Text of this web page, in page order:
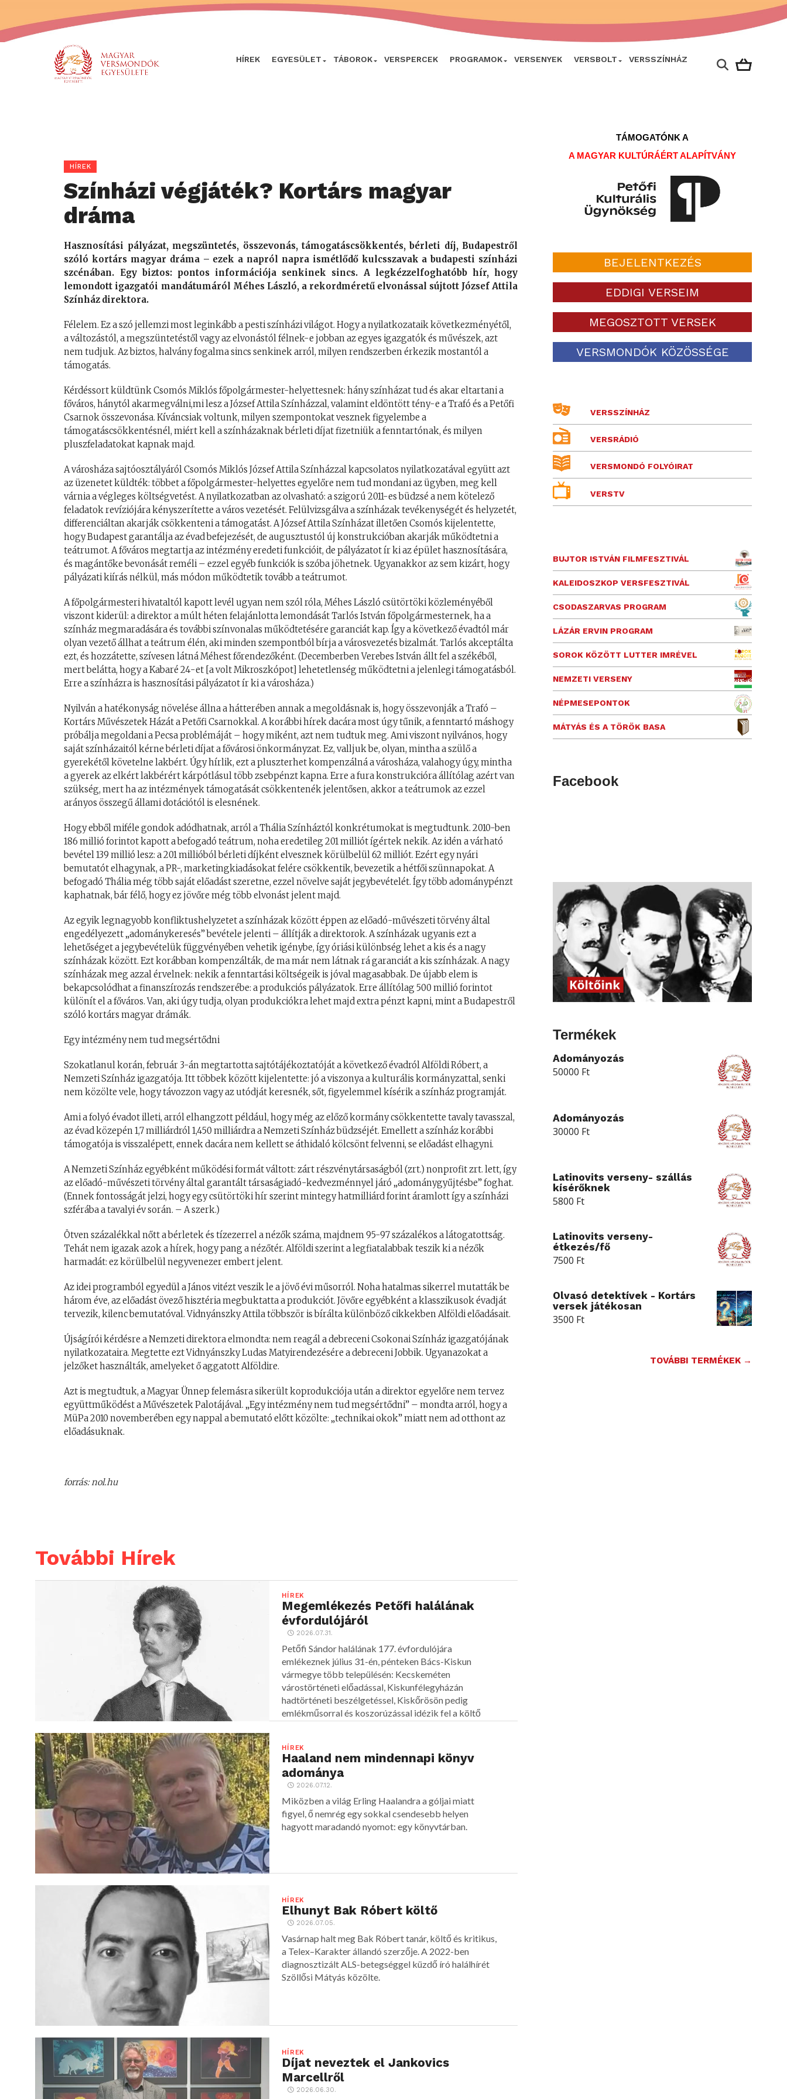
HÍREK EGYESÜLET TÁBOROK VERSPERCEK PROGRAMOK VERSENYEK VERSBOLT VERSSZÍNHÁZ
HÍREK
Színházi végjáték? Kortárs magyar
dráma
Hasznosítási pályázat, megszüntetés, összevonás, támogatáscsökkentés, bérleti díj, Budapestről
szóló kortárs magyar dráma – ezek a napról napra ismétlődő kulcsszavak a budapesti színházi
szcénában. Egy biztos: pontos információja senkinek sincs. A legkézzelfoghatóbb hír, hogy
lemondott igazgatói mandátumáról Méhes László, a rekordméretű elvonással sújtott József Attila
Színház direktora.
Félelem. Ez a szó jellemzi most leginkább a pesti színházi világot. Hogy a nyilatkozataik következményétől,
a változástól, a megszüntetéstől vagy az elvonástól félnek-e jobban az egyes igazgatók és művészek, azt
nem tudjuk. Az biztos, halvány fogalma sincs senkinek arról, milyen rendszerben érkezik mostantól a
támogatás.
Kérdéssort küldtünk Csomós Miklós főpolgármester-helyettesnek: hány színházat tud és akar eltartani a
főváros, hánytól akarmegválni,mi lesz a József Attila Színházzal, valamint eldöntött tény-e a Trafó és a Petőfi
Csarnok összevonása. Kíváncsiak voltunk, milyen szempontokat vesznek figyelembe a
támogatáscsökkentésnél, miért kell a színházaknak bérleti díjat fizetniük a fenntartónak, és milyen
pluszfeladatokat kapnak majd.
A városháza sajtóosztályáról Csomós Miklós József Attila Színházzal kapcsolatos nyilatkozatával együtt azt
az üzenetet küldték: többet a főpolgármester-helyettes egyelőre nem tud mondani az ügyben, meg kell
várnia a végleges költségvetést. A nyilatkozatban az olvasható: a szigorú 2011-es büdzsé a nem kötelező
feladatok revíziójára kényszerítette a város vezetését. Felülvizsgálva a színházak tevékenységét és helyzetét,
differenciáltan akarják csökkenteni a támogatást. A József Attila Színházat illetően Csomós kijelentette,
hogy Budapest garantálja az évad befejezését, de augusztustól új konstrukcióban akarják működtetni a
teátrumot. A főváros megtartja az intézmény eredeti funkcióit, de pályázatot ír ki az épület hasznosítására,
és magántőke bevonását reméli – ezzel egyéb funkciók is szóba jöhetnek. Ugyanakkor az sem kizárt, hogy
pályázati kiírás nélkül, más módon működtetik tovább a teátrumot.
A főpolgármesteri hivataltól kapott levél ugyan nem szól róla, Méhes László csütörtöki közleményéből
viszont kiderül: a direktor a múlt héten felajánlotta lemondását Tarlós István főpolgármesternek, ha a
színház megmaradására és további színvonalas működtetésére garanciát kap. Így a következő évadtól már
olyan vezető állhat a teátrum élén, aki minden szempontból bírja a városvezetés bizalmát. Tarlós akceptálta
ezt, és hozzátette, szívesen látná Méhest főrendezőként. (Decemberben Verebes István állt fel a székéből,
mert belátta, hogy a Kabaré 24-et [a volt Mikroszkópot] lehetetlenség működtetni a jelenlegi támogatásból.
Erre a színházra is hasznosítási pályázatot ír ki a városháza.)
Nyilván a hatékonyság növelése állna a hátterében annak a megoldásnak is, hogy összevonják a Trafó –
Kortárs Művészetek Házát a Petőfi Csarnokkal. A korábbi hírek dacára most úgy tűnik, a fenntartó máshogy
próbálja megoldani a Pecsa problémáját – hogy miként, azt nem tudtuk meg. Ami viszont nyilvános, hogy
saját színházaitól kérne bérleti díjat a fővárosi önkormányzat. Ez, valljuk be, olyan, mintha a szülő a
gyerekétől követelne lakbért. Úgy hírlik, ezt a pluszterhet kompenzálná a városháza, valahogy úgy, mintha
a gyerek az elkért lakbérért kárpótlásul több zsebpénzt kapna. Erre a fura konstrukcióra állítólag azért van
szükség, mert ha az intézmények támogatását csökkentenék jelentősen, akkor a teátrumok az ezzel
arányos összegű állami dotációtól is elesnének.
Hogy ebből miféle gondok adódhatnak, arról a Thália Színháztól konkrétumokat is megtudtunk. 2010-ben
186 millió forintot kapott a befogadó teátrum, noha eredetileg 201 milliót ígértek nekik. Az idén a várható
bevétel 139 millió lesz: a 201 millióból bérleti díjként elvesznek körülbelül 62 milliót. Ezért egy nyári
bemutatót elhagynak, a PR-, marketingkiadásokat felére csökkentik, bevezetik a hétfői szünnapokat. A
befogadó Thália még több saját előadást szeretne, ezzel növelve saját jegybevételét. Így több adománypénzt
kaphatnak, bár félő, hogy ez jövőre még több elvonást jelent majd.
Az egyik legnagyobb konfliktushelyzetet a színházak között éppen az előadó-művészeti törvény által
engedélyezett „adománykeresés” bevétele jelenti – állítják a direktorok. A színházak ugyanis ezt a
lehetőséget a jegybevételük függvényében vehetik igénybe, így óriási különbség lehet a kis és a nagy
színházak között. Ezt korábban kompenzálták, de ma már nem látnak rá garanciát a kis színházak. A nagy
színházak meg azzal érvelnek: nekik a fenntartási költségeik is jóval magasabbak. De újabb elem is
bekapcsolódhat a finanszírozás rendszerébe: a produkciós pályázatok. Erre állítólag 500 millió forintot
különít el a főváros. Van, aki úgy tudja, olyan produkciókra lehet majd extra pénzt kapni, mint a Budapestről
szóló kortárs magyar drámák.
Egy intézmény nem tud megsértődni
Szokatlanul korán, február 3-án megtartotta sajtótájékoztatóját a következő évadról Alföldi Róbert, a
Nemzeti Színház igazgatója. Itt többek között kijelentette: jó a viszonya a kulturális kormányzattal, senki
nem közölte vele, hogy távozzon vagy az utódját keresnék, sőt, figyelemmel kísérik a színház programját.
Ami a folyó évadot illeti, arról elhangzott például, hogy még az előző kormány csökkentette tavaly tavasszal,
az évad közepén 1,7 milliárdról 1,450 milliárdra a Nemzeti Színház büdzséjét. Emellett a színház korábbi
támogatója is visszalépett, ennek dacára nem kellett se áthidaló kölcsönt felvenni, se előadást elhagyni.
A Nemzeti Színház egyébként működési formát váltott: zárt részvénytársaságból (zrt.) nonprofit zrt. lett, így
az előadó-művészeti törvény által garantált társaságiadó-kedvezménnyel járó „adománygyűjtésbe” foghat.
(Ennek fontosságát jelzi, hogy egy csütörtöki hír szerint mintegy hatmilliárd forint áramlott így a színházi
szférába a tavalyi év során. – A szerk.)
Ötven százalékkal nőtt a bérletek és tízezerrel a nézők száma, majdnem 95-97 százalékos a látogatottság.
Tehát nem igazak azok a hírek, hogy pang a nézőtér. Alföldi szerint a legfiatalabbak teszik ki a nézők
harmadát: ez körülbelül negyvenezer embert jelent.
Az idei programból egyedül a János vitézt veszik le a jövő évi műsorról. Noha hatalmas sikerrel mutatták be
három éve, az előadást övező hisztéria megbuktatta a produkciót. Jövőre egyébként a klasszikusok évadját
tervezik, kilenc bemutatóval. Vidnyánszky Attila többször is bírálta különböző cikkekben Alföldi előadásait.
Újságírói kérdésre a Nemzeti direktora elmondta: nem reagál a debreceni Csokonai Színház igazgatójának
nyilatkozataira. Megtette ezt Vidnyánszky Ludas Matyirendezésére a debreceni Jobbik. Ugyanazokat a
jelzőket használták, amelyeket ő aggatott Alföldire.
Azt is megtudtuk, a Magyar Ünnep felemásra sikerült koprodukciója után a direktor egyelőre nem tervez
együttműködést a Művészetek Palotájával. „Egy intézmény nem tud megsértődni” – mondta arról, hogy a
MüPa 2010 novemberében egy nappal a bemutató előtt közölte: „technikai okok” miatt nem ad otthont az
előadásuknak.
forrás: nol.hu
További Hírek
HÍREK
Megemlékezés Petőfi halálának
évfordulójáról
2026.07.31.
Petőfi Sándor halálának 177. évfordulójára
emlékeznek július 31-én, pénteken Bács-Kiskun
vármegye több településén: Kecskeméten
várostörténeti előadással, Kiskunfélegyházán
hadtörténeti beszélgetéssel, Kiskőrösön pedig
emlékműsorral és koszorúzással idézik fel a költő
HÍREK
Haaland nem mindennapi könyv
adománya
2026.07.12.
Miközben a világ Erling Haalandra a góljai miatt
figyel, ő nemrég egy sokkal csendesebb helyen
hagyott maradandó nyomot: egy könyvtárban.
HÍREK
Elhunyt Bak Róbert költő
2026.07.05.
Vasárnap halt meg Bak Róbert tanár, költő és kritikus,
a Telex–Karakter állandó szerzője. A 2022-ben
diagnosztizált ALS-betegséggel küzdő író halálhírét
Szöllősi Mátyás közölte.
HÍREK
Díjat neveztek el Jankovics
Marcellről
2026.06.30.
TÁMOGATÓNK A
A MAGYAR KULTÚRÁÉRT ALAPÍTVÁNY
BEJELENTKEZÉS
EDDIGI VERSEIM
MEGOSZTOTT VERSEK
VERSMONDÓK KÖZÖSSÉGE
VERSSZÍNHÁZ
VERSRÁDIÓ
VERSMONDÓ FOLYÓIRAT
VERSTV
BUJTOR ISTVÁN FILMFESZTIVÁL
KALEIDOSZKOP VERSFESZTIVÁL
CSODASZARVAS PROGRAM
LÁZÁR ERVIN PROGRAM
SOROK KÖZÖTT LUTTER IMRÉVEL
NEMZETI VERSENY
NÉPMESEPONTOK
MÁTYÁS ÉS A TÖRÖK BASA
Facebook
Termékek
Adományozás
50000 Ft
Adományozás
30000 Ft
Latinovits verseny- szállás
kísérőknek
5800 Ft
Latinovits verseny-
étkezés/fő
7500 Ft
Olvasó detektívek - Kortárs
versek játékosan
3500 Ft
TOVÁBBI TERMÉKEK →